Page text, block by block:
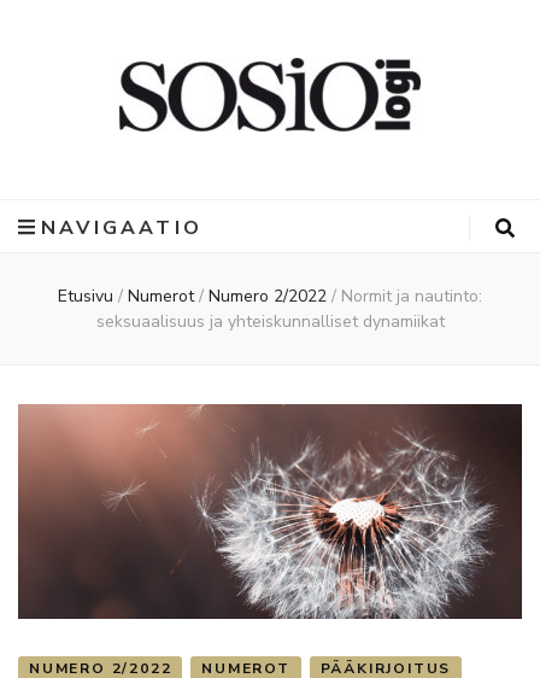
NAVIGAATIO
Etusivu / Numerot/ Numero 2/2022 / Normit ja nautinto:
seksuaalisuus ja yhteiskunnalliset dynamiikat
NUMERO 2/2022 NUMEROT PÄÄKIRJOITUS